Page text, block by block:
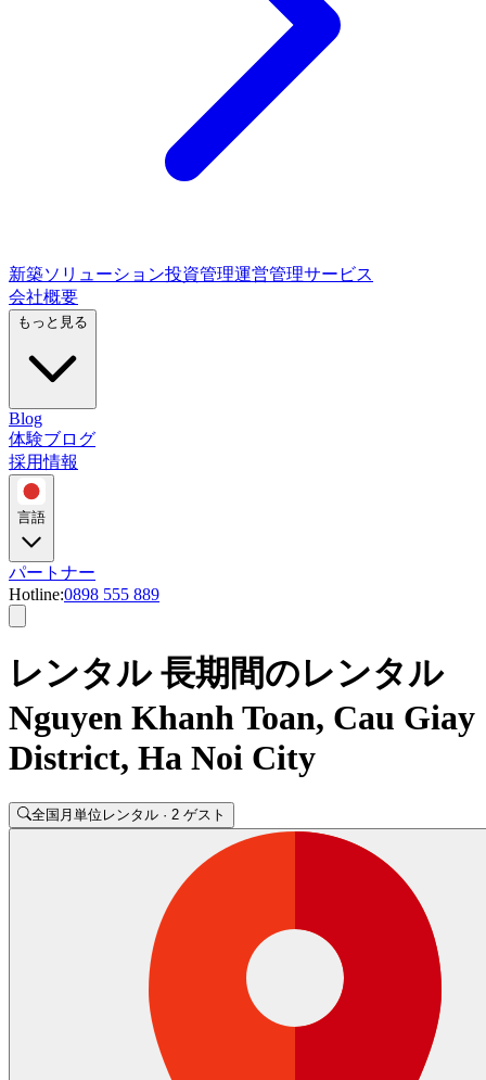
新築ソリューション投資管理運営管理サービス
会社概要
もっと見る
Blog
体験ブログ
採用情報
言語
パートナー
Hotline:0898 555 889
レンタル 長期間のレンタル
Nguyen Khanh Toan, Cau Giay
District, Ha Noi City
全国 月単位レンタル · 2 ゲスト